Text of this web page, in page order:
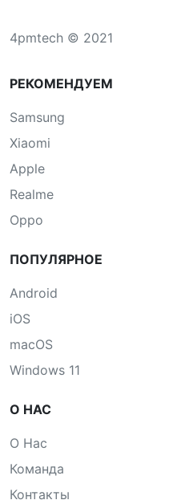
4pmtech © 2021
РЕКОМЕНДУЕМ
Samsung
Xiaomi
Apple
Realme
Oppo
ПОПУЛЯРНОЕ
Android
iOS
macOS
Windows 11
О НАС
О Нас
Команда
Контакты